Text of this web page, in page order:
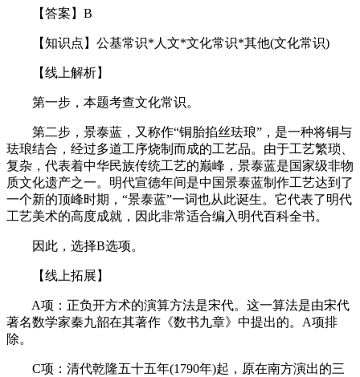
【答案】B
【知识点】公基常识*人文*文化常识*其他(文化常识)
【线上解析】
第一步，本题考查文化常识。
第二步，景泰蓝，又称作“铜胎掐丝珐琅”，是一种将铜与
珐琅结合，经过多道工序烧制而成的工艺品。由于工艺繁琐、
复杂，代表着中华民族传统工艺的巅峰，景泰蓝是国家级非物
质文化遗产之一。明代宣德年间是中国景泰蓝制作工艺达到了
一个新的顶峰时期，“景泰蓝”一词也从此诞生。它代表了明代
工艺美术的高度成就，因此非常适合编入明代百科全书。
因此，选择B选项。
【线上拓展】
A项：正负开方术的演算方法是宋代。这一算法是由宋代
著名数学家秦九韶在其著作《数书九章》中提出的。A项排
除。
C项：清代乾隆五十五年(1790年)起，原在南方演出的三